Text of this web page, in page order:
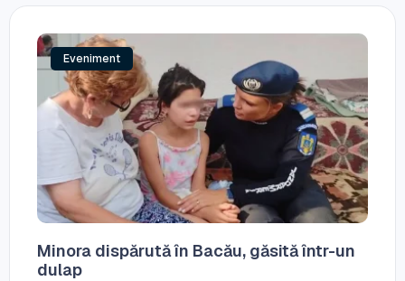
Eveniment
Minora dispărută în Bacău, găsită într-un
dulap